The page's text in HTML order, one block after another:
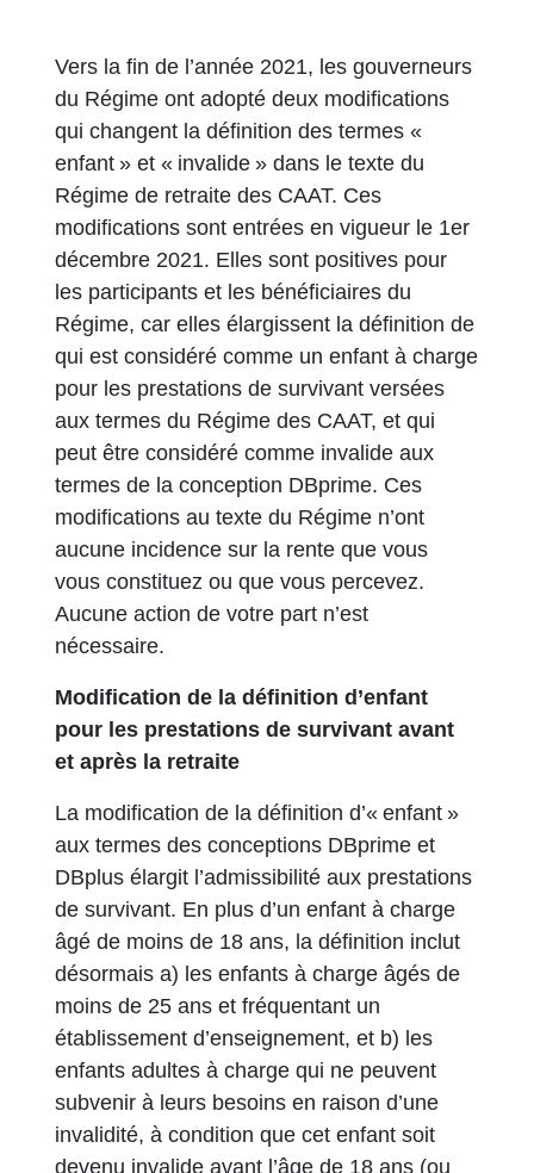
Vers la fin de l’année 2021, les gouverneurs
du Régime ont adopté deux modifications
qui changent la définition des termes «
enfant » et « invalide » dans le texte du
Régime de retraite des CAAT. Ces
modifications sont entrées en vigueur le 1er
décembre 2021. Elles sont positives pour
les participants et les bénéficiaires du
Régime, car elles élargissent la définition de
qui est considéré comme un enfant à charge
pour les prestations de survivant versées
aux termes du Régime des CAAT, et qui
peut être considéré comme invalide aux
termes de la conception DBprime. Ces
modifications au texte du Régime n’ont
aucune incidence sur la rente que vous
vous constituez ou que vous percevez.
Aucune action de votre part n’est
nécessaire.
Modification de la définition d’enfant
pour les prestations de survivant avant
et après la retraite
La modification de la définition d’« enfant »
aux termes des conceptions DBprime et
DBplus élargit l’admissibilité aux prestations
de survivant. En plus d’un enfant à charge
âgé de moins de 18 ans, la définition inclut
désormais a) les enfants à charge âgés de
moins de 25 ans et fréquentant un
établissement d’enseignement, et b) les
enfants adultes à charge qui ne peuvent
subvenir à leurs besoins en raison d’une
invalidité, à condition que cet enfant soit
devenu invalide avant l’âge de 18 ans (ou